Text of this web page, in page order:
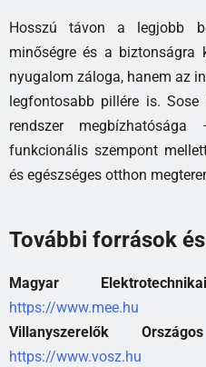
Hosszú távon a legjobb
minőségre és a biztonságra
nyugalom záloga, hanem az
legfontosabb pillére is.
rendszer
funkcionális szempont
és egészséges otthon
További források
Magyar
https://www.mee.hu
Villanyszerelők
https://www.vosz.hu